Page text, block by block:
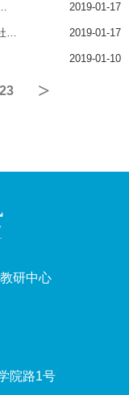
讨会聚焦地方画派的文化价值与品牌塑造 2019-01-17
丽水电视台：丽水学院医学与健康学院附属白云社区卫生服务中心揭牌成立 2019-01-17
2019-01-10
>
研中心
院路1号